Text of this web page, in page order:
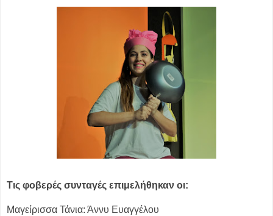
Τις φοβερές συνταγές επιμελήθηκαν οι:
Μαγείρισσα Τάνια: Άννυ Ευαγγέλου